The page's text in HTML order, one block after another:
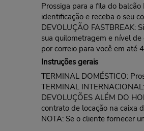
Prossiga para a fila do
identificação e receba o seu
DEVOLUÇÃO FASTBREAK:
sua quilometragem e nível
por correio para você em até
Instruções gerais
TERMINAL DOMÉSTICO:
TERMINAL
DEVOLUÇÕES ALÉM DO
contrato de locação na caixa
NOTA: Se o cliente fornecer